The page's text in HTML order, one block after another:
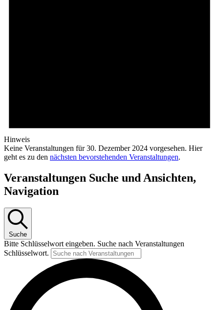
Hinweis
Keine Veranstaltungen für 30. Dezember 2024 vorgesehen. Hier
geht es zu den nächsten bevorstehenden Veranstaltungen.
Veranstaltungen Suche und Ansichten,
Navigation
Suche
Bitte Schlüsselwort eingeben. Suche nach Veranstaltungen
Schlüsselwort.